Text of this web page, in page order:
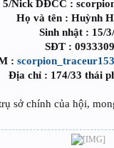
5/Nick DĐCC :
Họ và tên : Huỳnh
Sinh nhật : 15/
SĐT :
:
Địa chỉ : 174/33 thái
sở chính của hội,